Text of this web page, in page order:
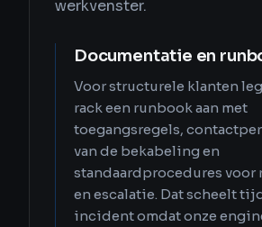
werkvenster.
Documentatie en
Voor structurele klanten
rack een runbook aan met
toegangsregels,
van de bekabeling en
standaardprocedures voor
en escalatie. Dat scheelt
incident omdat onze